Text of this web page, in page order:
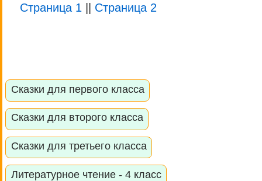
Страница 1 Страница 2
Сказки для первого класса
Сказки для второго класса
Сказки для третьего класса
Литературное чтение - 4 класс